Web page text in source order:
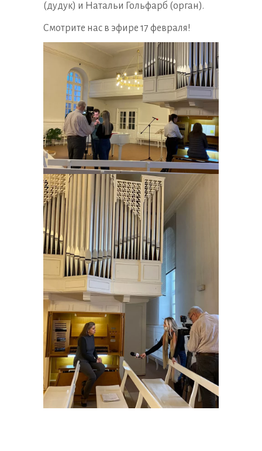
(дудук) и Натальи Гольфарб (орган).
Смотрите нас в эфире 17 февраля!